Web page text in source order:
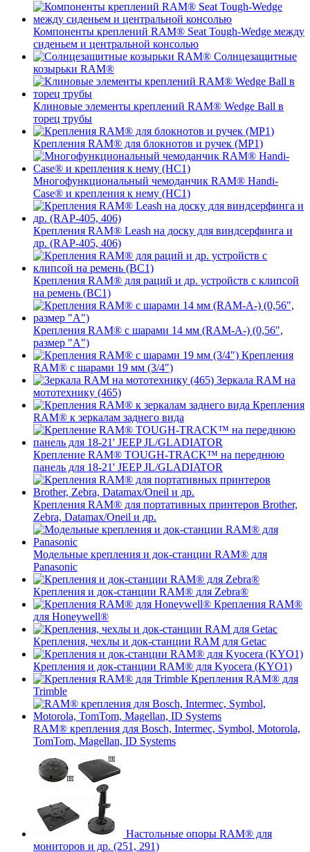
Компоненты креплений RAM® Seat Tough-Wedge между
сиденьем и центральной консолью
Солнцезащитные
козырьки RAM®
Клиновые элементы креплений RAM® Wedge Ball в
торец трубы
Крепления RAM® для блокнотов и ручек (MP1)
Многофункциональный чемоданчик RAM® Handi-
Case® и крепления к нему (HC1)
Крепления RAM® Leash на доску для виндсерфинга и
др. (RAP-405, 406)
Крепления RAM® для раций и др. устройств с клипсой
на ремень (BC1)
Крепления RAM® с шарами 14 мм (RAM-A-) (0,56",
размер "A")
Крепления
RAM® с шарами 19 мм (3/4")
Зеркала RAM на
мототехнику (465)
Крепления
RAM® к зеркалам заднего вида
Крепление RAM® TOUGH-TRACK™ на переднюю
панель для 18-21' JEEP JL/GLADIATOR
Крепления RAM® для портативных принтеров Brother,
Zebra, Datamax/Oneil и др.
Модельные крепления и док-станции RAM® для
Panasonic
Крепления и док-станции RAM® для Zebra®
Крепления RAM®
для Honeywell®
Крепления, чехлы и док-станции RAM для Getac
Крепления и док-станции RAM® для Kyocera (KYO1)
Крепления RAM® для
Trimble
RAM® крепления для Bosch, Intermec, Symbol, Motorola,
TomTom, Magellan, ID Systems
Настольные опоры RAM® для
мониторов и др. (251, 291)